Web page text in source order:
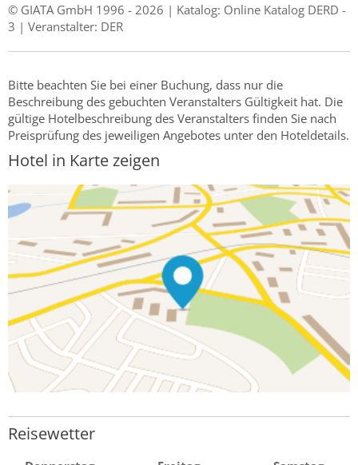
© GIATA GmbH 1996 - 2026 | Katalog: Online Katalog DERD -
3 | Veranstalter: DER
Bitte beachten Sie bei einer Buchung, dass nur die
Beschreibung des gebuchten Veranstalters Gültigkeit hat. Die
gültige Hotelbeschreibung des Veranstalters finden Sie nach
Preisprüfung des jeweiligen Angebotes unter den Hoteldetails.
Hotel in Karte zeigen
Reisewetter